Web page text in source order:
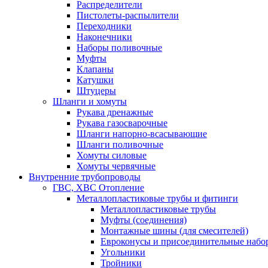
Распределители
Пистолеты-распылители
Переходники
Наконечники
Наборы поливочные
Муфты
Клапаны
Катушки
Штуцеры
Шланги и хомуты
Рукава дренажные
Рукава газосварочные
Шланги напорно-всасывающие
Шланги поливочные
Хомуты силовые
Хомуты червячные
Внутренние трубопроводы
ГВС, ХВС Отопление
Металлопластиковые трубы и фитинги
Металлопластиковые трубы
Муфты (соединения)
Монтажные шины (для смесителей)
Евроконусы и присоединительные
Угольники
Тройники